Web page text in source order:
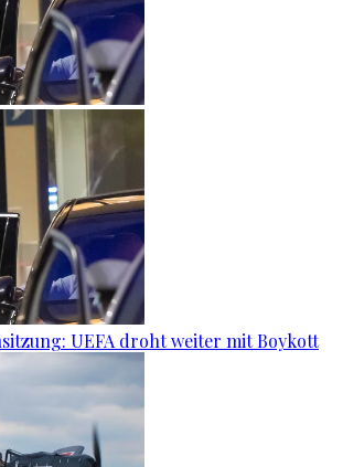
UEFA droht weiter mit Boykott